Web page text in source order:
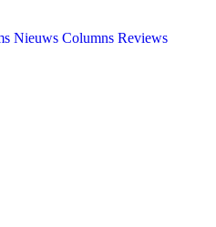
Nieuws Columns Reviews